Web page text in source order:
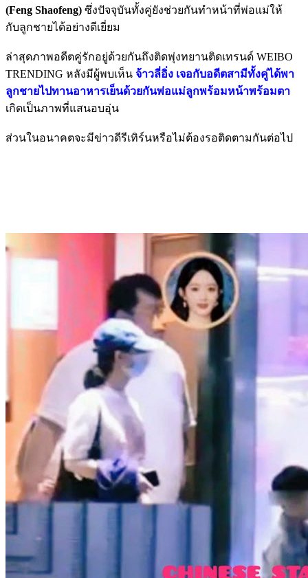
(Feng Shaofeng) ซึ่งปัจจุบันทั้งคู่ยังช่วยกันทำหน้าที่พ่อแม่ให้
กับลูกชายได้อย่างดีเยี่ยม
ล่าสุดภาพอดีตคู่รักอยู่ด้วยกันถึงติดพุ่งทยานติดเทรนด์ WEIBO
TRENDING หลังมีผู้พบเห็น จ้าวลี่อิ่ง เจอกับอดีตสามีทั้งคู่ได้พา
ลูกชายไปทานอาหารเย็นด้วยกันพ่อแม่ลูกพร้อมหน้าพร้อมตา
เกิดเป็นภาพที่แสนอบอุ่น
ส่วนในอนาคตจะมีข่าวดีรีเทิร์นหรือไม่ต้องรอติดตามกันต่อไป